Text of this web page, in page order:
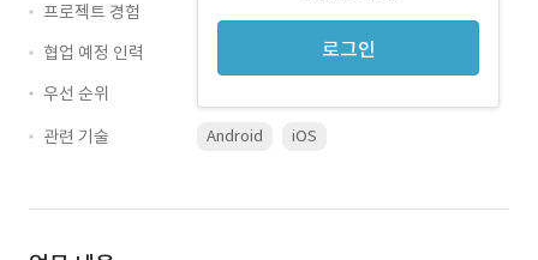
로그인
프로젝트 경험
협업 예정 인력
우선 순위
관련 기술
Android iOS